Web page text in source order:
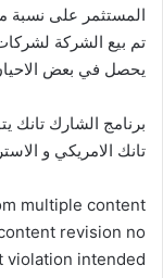
المستثمر على نسبة
تم بيع الشركة
يحصل في بعض
برنامج الشارك تانك
تانك الامريكي و
multiple content
revision no
violation intended.